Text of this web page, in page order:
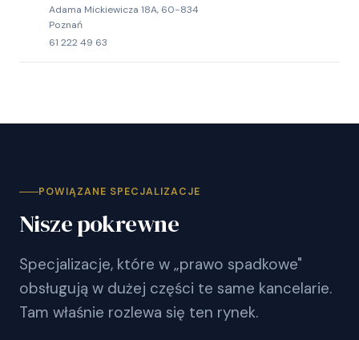
Adama Mickiewicza 18A, 60-834
Poznań
61 222 49 63
POWIĄZANE SPECJALIZACJE
Nisze pokrewne
Specjalizacje, które w „prawo spadkowe"
obsługują w dużej części te same kancelarie.
Tam właśnie rozlewa się ten rynek.